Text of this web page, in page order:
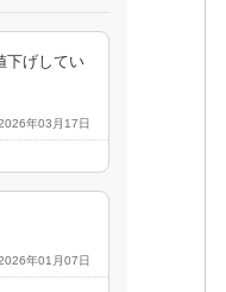
下げしてい
年03月17日
年01月07日